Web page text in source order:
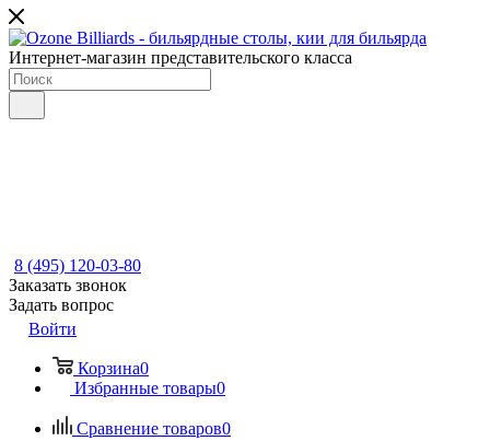
Интернет-магазин представительского класса
8 (495) 120-03-80
Заказать звонок
Задать вопрос
Войти
Корзина0
Избранные товары0
Сравнение товаров0